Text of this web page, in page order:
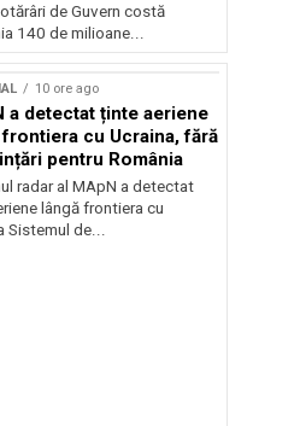
de Guvern costă
140 de milioane...
10 ore ago
a detectat ținte aeriene
frontiera cu Ucraina, fără
pentru România
radar al MApN a detectat
lângă frontiera cu
Sistemul de...